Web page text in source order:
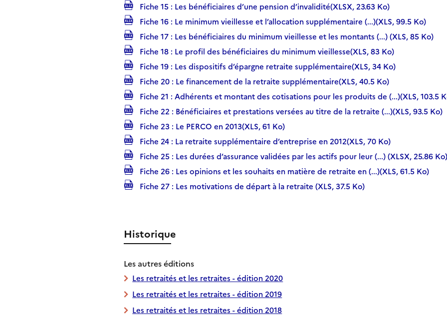
Fiche 15 : Les bénéficiaires d’une pension d’invalidité(XLSX, 23.63 Ko)
Fiche 16 : Le minimum vieillesse et l’allocation supplémentaire (...)(XLS, 99.5 Ko)
Fiche 17 : Les bénéficiaires du minimum vieillesse et les montants (...) (XLS, 85 Ko)
Fiche 18 : Le profil des bénéficiaires du minimum vieillesse(XLS, 83 Ko)
Fiche 19 : Les dispositifs d’épargne retraite supplémentaire(XLS, 34 Ko)
Fiche 20 : Le financement de la retraite supplémentaire(XLS, 40.5 Ko)
Fiche 21 : Adhérents et montant des cotisations pour les produits de (...)(XLS, 103.5
Fiche 22 : Bénéficiaires et prestations versées au titre de la retraite (...)(XLS, 93.5 Ko)
Fiche 23 : Le PERCO en 2013(XLS, 61 Ko)
Fiche 24 : La retraite supplémentaire d’entreprise en 2012(XLS, 70 Ko)
Fiche 25 : Les durées d’assurance validées par les actifs pour leur (...) (XLSX, 25.86
Fiche 26 : Les opinions et les souhaits en matière de retraite en (...)(XLS, 61.5 Ko)
Fiche 27 : Les motivations de départ à la retraite (XLS, 37.5 Ko)
Historique
Les autres éditions
Les retraités et les retraites - édition 2020
Les retraités et les retraites - édition 2019
Les retraités et les retraites - édition 2018